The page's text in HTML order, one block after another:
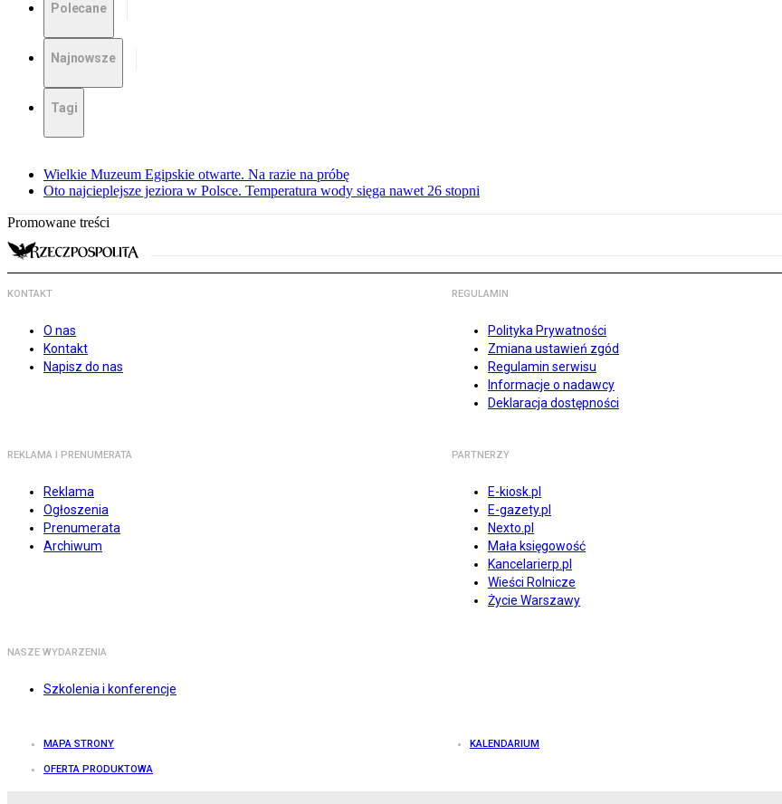
Polecane
Najnowsze
Tagi
Wielkie Muzeum Egipskie otwarte. Na razie na próbę
Oto najcieplejsze jeziora w Polsce. Temperatura wody sięga nawet 26 stopni
Promowane treści
KONTAKT
O nas
Kontakt
Napisz do nas
REGULAMIN
Polityka Prywatności
Zmiana ustawień zgód
Regulamin serwisu
Informacje o nadawcy
Deklaracja dostępności
REKLAMA I PRENUMERATA
Reklama
Ogłoszenia
Prenumerata
Archiwum
PARTNERZY
E-kiosk.pl
E-gazety.pl
Nexto.pl
Mała księgowość
Kancelarierp.pl
Wieści Rolnicze
Życie Warszawy
NASZE WYDARZENIA
Szkolenia i konferencje
MAPA STRONY KALENDARIUM
OFERTA PRODUKTOWA